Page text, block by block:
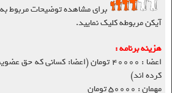
برای مشاهده توضیحات مربوط
آیکن مربوطه کلیک نمایید.
هزینه برنامه :
اعضا : ۴۰۰۰۰ تومان (اعضا: کسانی که
کرده اند)
مهمان : ۵۰۰۰۰ تومان